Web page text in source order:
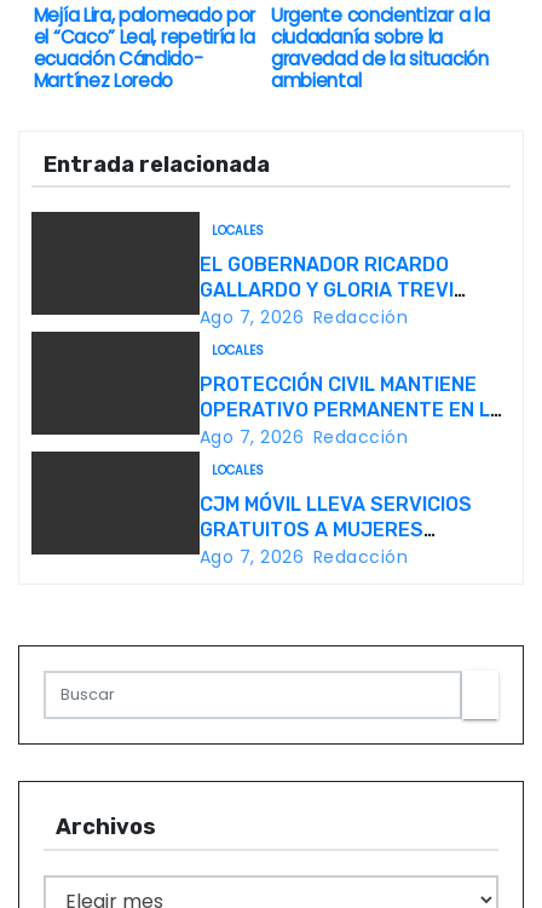
N
a
e
c
ó
e
t
r
a
d
Urgente concientizar a la
ciudadanía sobre la
gravedad de la situación
ambiental
Mejía Lira, palomeado por
el “Caco” Leal, repetiría la
ecuación Cándido-
Martínez Loredo
Entrada relacionada
LOCALES
EL GOBERNADOR RICARDO
GALLARDO Y GLORIA TREVI
LLEVAN ESPERANZA A LA PILA
Ago 7, 2026 Redacción
LOCALES
PROTECCIÓN CIVIL MANTIENE
OPERATIVO PERMANENTE EN LA
FENAPO 2026
Ago 7, 2026 Redacción
LOCALES
CJM MÓVIL LLEVA SERVICIOS
GRATUITOS A MUJERES
DURANTE LA FENAPO 2026
Ago 7, 2026 Redacción
Archivos